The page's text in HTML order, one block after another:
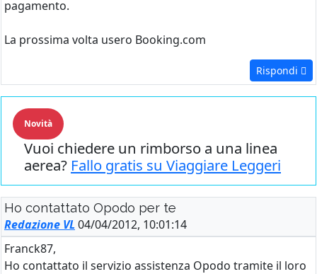
pagamento.
La prossima volta usero Booking.com
Rispondi
Novità
Vuoi chiedere un rimborso a una linea
aerea? Fallo gratis su Viaggiare Leggeri
Ho contattato Opodo per te
Redazione VL04/04/2012, 10:01:14
Franck87,
Ho contattato il servizio assistenza Opodo tramite il loro